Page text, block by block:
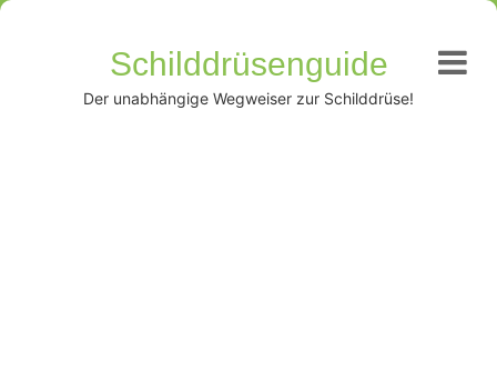
Schilddrüsenguide
Der unabhängige Wegweiser zur Schilddrüse!